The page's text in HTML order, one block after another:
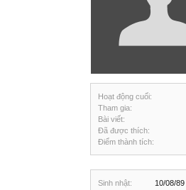
Hoạt động cuối:
Tham gia:
Bài viết:
Đã được thích:
Điểm thành tích:
Sinh nhật: 10/08/89